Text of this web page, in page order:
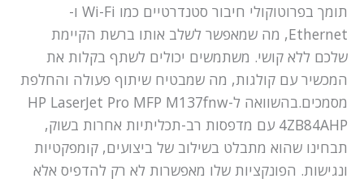
תומך בפרוטוקולי חיבור סטנדרטיים כמו Wi-Fi ו-
Ethernet, מה שמאפשר לשלב אותו ברשת הקיימת
שלכם ללא קושי. משתמשים יכולים לשתף בקלות את
המכשיר עם קולגות, מה שמבטיח שיתוף פעולה והחלפת
מסמכים.בהשוואה ל-HP LaserJet Pro MFP M137fnw
4ZB84AHP עם מדפסות רב-תכליתיות אחרות בשוק,
תבחינו שהוא מתבלט בשילוב של ביצועים, קומפקטיות
ונגישות. הפונקציות שלו מאפשרות לא רק להדפיס אלא